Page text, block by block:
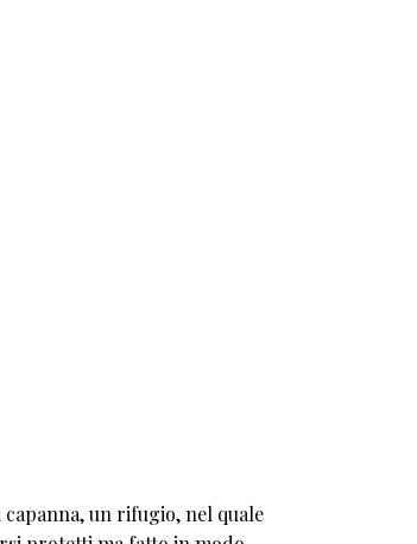
capanna, un rifugio, nel quale